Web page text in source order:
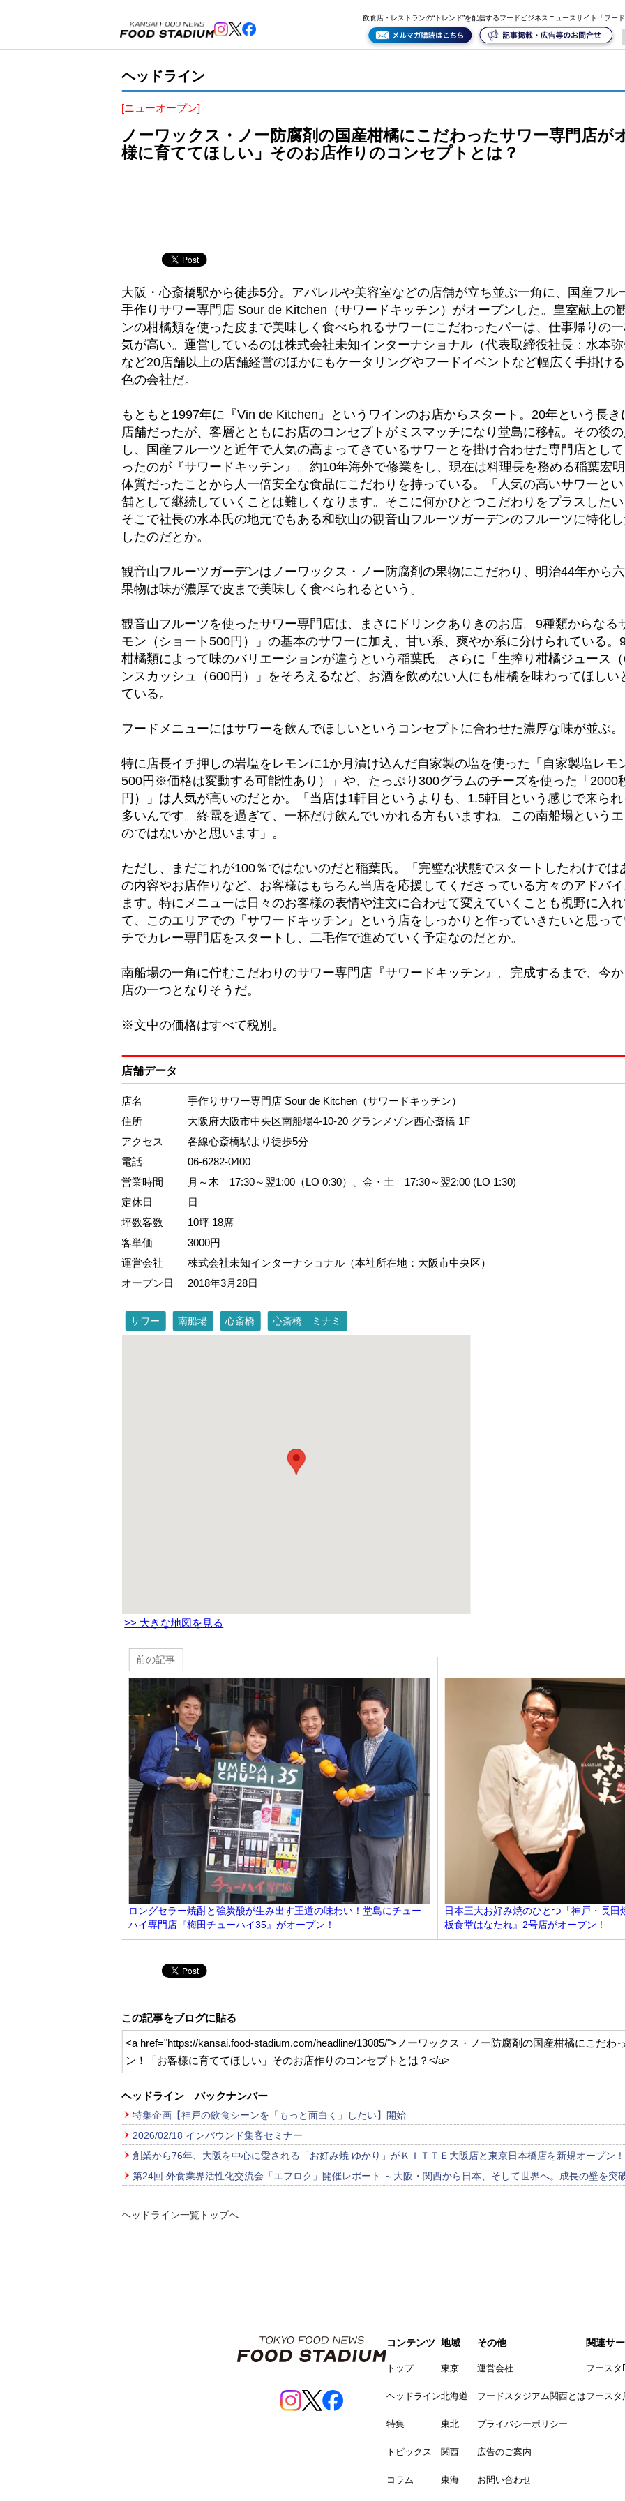
飲食店・レストランの“トレンド”を配信するフードビジネスニュースサイト「フー
ヘッドライン
[ニューオープン]
ノーワックス・ノー防腐剤の国産柑橘にこだわったサワー専門店が
様に育ててほしい」そのお店作りのコンセプトとは？
大阪・心斎橋駅から徒歩5分。アパレルや美容室などの店舗が立ち並ぶ一角に、国産フル
手作りサワー専門店 Sour de Kitchen（サワードキッチン）がオープンした。皇室献上の
ンの柑橘類を使った皮まで美味しく食べられるサワーにこだわったバーは、仕事帰りの
気が高い。運営しているのは株式会社未知インターナショナル（代表取締役社長：水本
など20店舗以上の店舗経営のほかにもケータリングやフードイベントなど幅広く手掛け
色の会社だ。
もともと1997年に『Vin de Kitchen』というワインのお店からスタート。20年という長
店舗だったが、客層とともにお店のコンセプトがミスマッチになり堂島に移転。その後
し、国産フルーツと近年で人気の高まってきているサワーとを掛け合わせた専門店とし
ったのが『サワードキッチン』。約10年海外で修業をし、現在は料理長を務める稲葉宏
体質だったことから人一倍安全な食品にこだわりを持っている。「人気の高いサワーと
舗として継続していくことは難しくなります。そこに何かひとつこだわりをプラスした
そこで社長の水本氏の地元でもある和歌山の観音山フルーツガーデンのフルーツに特化
したのだとか。
観音山フルーツガーデンはノーワックス・ノー防腐剤の果物にこだわり、明治44年から
果物は味が濃厚で皮まで美味しく食べられるという。
観音山フルーツを使ったサワー専門店は、まさにドリンクありきのお店。9種類からなる
モン（ショート500円）」の基本のサワーに加え、甘い系、爽やか系に分けられている
柑橘類によって味のバリエーションが違うという稲葉氏。さらに「生搾り柑橘ジュース
ンスカッシュ（600円）」をそろえるなど、お酒を飲めない人にも柑橘を味わってほし
ている。
フードメニューにはサワーを飲んでほしいというコンセプトに合わせた濃厚な味が並ぶ。
特に店長イチ押しの岩塩をレモンに1か月漬け込んだ自家製の塩を使った「自家製塩レモ
500円※価格は変動する可能性あり）」や、たっぷり300グラムのチーズを使った「2000
円）」は人気が高いのだとか。「当店は1軒目というよりも、1.5軒目という感じで来ら
多いんです。終電を過ぎて、一杯だけ飲んでいかれる方もいますね。この南船場という
のではないかと思います」。
ただし、まだこれが100％ではないのだと稲葉氏。「完璧な状態でスタートしたわけでは
の内容やお店作りなど、お客様はもちろん当店を応援してくださっている方々のアドバ
ます。特にメニューは日々のお客様の表情や注文に合わせて変えていくことも視野に入
て、このエリアでの『サワードキッチン』という店をしっかりと作っていきたいと思っ
チでカレー専門店をスタートし、二毛作で進めていく予定なのだとか。
南船場の一角に佇むこだわりのサワー専門店『サワードキッチン』。完成するまで、今
店の一つとなりそうだ。
※文中の価格はすべて税別。
店舗データ
店名
手作りサワー専門店 Sour de Kitchen（サワードキッチン）
住所
大阪府大阪市中央区南船場4-10-20 グランメゾン西心斎橋 1F
アクセス
各線心斎橋駅より徒歩5分
電話
06-6282-0400
営業時間
月～木 17:30～翌1:00（LO 0:30）、金・土 17:30～翌2:00 (LO 1:30)
定休日
日
坪数客数
10坪 18席
客単価
3000円
運営会社
株式会社未知インターナショナル（本社所在地：大阪市中央区）
オープン日
2018年3月28日
サワー 南船場 心斎橋 心斎橋 ミナミ
>> 大きな地図を見る
前の記事
ロングセラー焼酎と強炭酸が生み出す王道の味わい！堂島にチュー
ハイ専門店『梅田チューハイ35』がオープン！
日本三大お好み焼のひとつ「神戸・長
板食堂はなたれ』2号店がオープン！
この記事をブログに貼る
<a href="https://kansai.food-stadium.com/headline/13085/">ノーワックス・ノー防腐剤の国産柑橘にこだわ
ン！「お客様に育ててほしい」そのお店作りのコンセプトとは？</a>
ヘッドライン バックナンバー
特集企画【神戸の飲食シーンを「もっと面白く」したい】開始
2026/02/18 インバウンド集客セミナー
創業から76年、大阪を中心に愛される「お好み焼 ゆかり」がＫＩＴＴＥ大阪店と東京日本橋店を新規オープン！
第24回 外食業界活性化交流会「エフロク」開催レポート ～大阪・関西から日本、そして世界へ。成長の壁を突
ヘッドライン一覧トップへ
コンテンツ
トップ
ヘッドライン
特集
トピックス
コラム
地域
東京
北海道
東北
関西
東海
その他
運営会社
フードスタジアム関西とは
プライバシーポリシー
広告のご案内
お問い合わせ
関連サ
フースタ
フースタ